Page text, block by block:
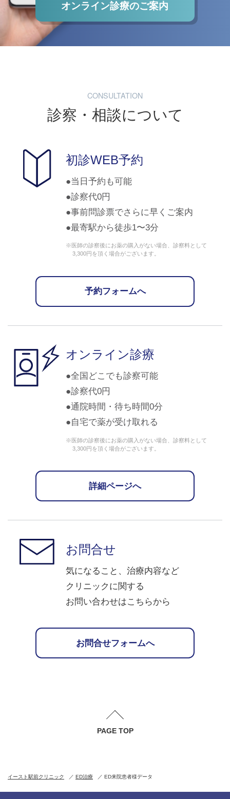
オンライン診療のご案内
CONSULTATION
診察・相談について
初診WEB予約
当日予約も可能
診察代0円
事前問診票でさらに早くご案内
最寄駅から徒歩1〜3分
※医師の診察後にお薬の購入がない場合、診察料として
3,300円を頂く場合がございます。
予約フォームへ
オンライン診療
全国どこでも診察可能
診察代0円
通院時間・待ち時間0分
自宅で薬が受け取れる
※医師の診察後にお薬の購入がない場合、診察料として
3,300円を頂く場合がございます。
詳細ページへ
お問合せ
気になること、治療内容など
クリニックに関する
お問い合わせはこちらから
お問合せフォームへ
PAGE TOP
イースト駅前クリニック ED治療 ED来院患者様データ